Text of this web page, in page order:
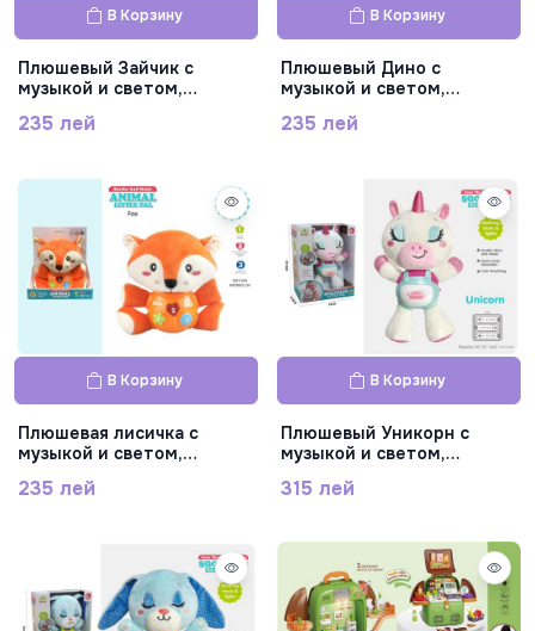
В Корзину
Плюшевый Зайчик с
музыкой и светом,
235 лей
В Корзину
Плюшевый Дино с
музыкой и светом,
235 лей
В Корзину
Плюшевая лисичка с
музыкой и светом,
235 лей
В Корзину
Плюшевый Уникорн с
музыкой и светом,
315 лей